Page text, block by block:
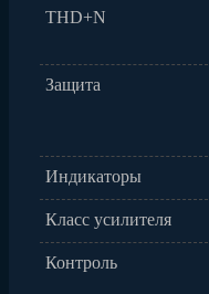
THD+N
Защита
Индикаторы
Класс усилителя
Контроль